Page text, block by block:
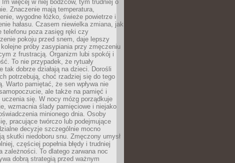
Im więcej w niej bodźców, tym trudniej o
Znaczenie mają temperatura,
wygodne łóżko, świeże powietrze i
hałasu. Czasem niewielka zmiana, jak
telefonu poza zasięg ręki czy
pokoju przed snem, daje lepszy
próby zasypiania przy zmęczeniu
z frustracją. Organizm lubi spokój i
To nie przypadek, że rytuały
tak dobrze działają na dzieci. Dorośli
potrzebują, choć rzadziej się do tego
Warto pamiętać, że sen wpływa nie
ale także na pamięć i
uczenia się. W nocy mózg porządkuje
wzmacnia ślady pamięciowe i niejako
minionego dnia. Osoby
pracujące twórczo lub podejmujące
decyzje szczególnie mocno
skutki niedoboru snu. Zmęczony umysł
częściej popełnia błędy i trudniej
zależności. To dlatego zarwana noc
dobrą strategią przed ważnym